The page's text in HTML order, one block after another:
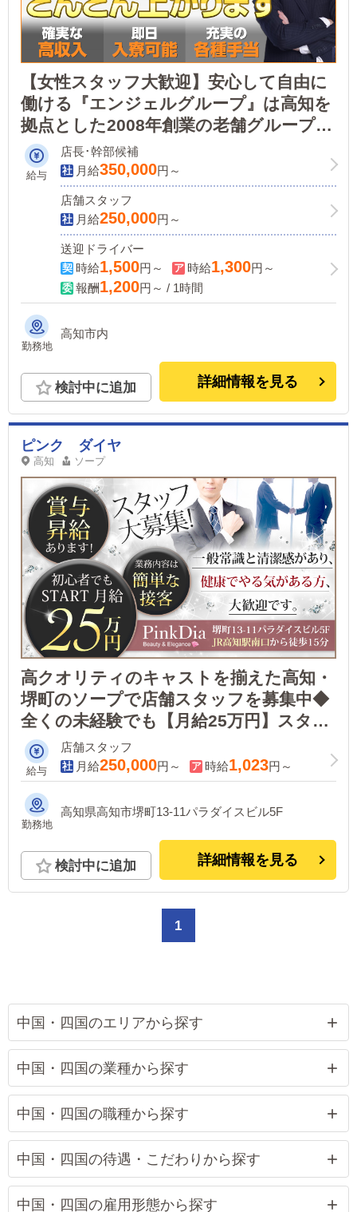
【女性スタッフ大歓迎】安心して自由に
働ける『エンジェルグループ』は高知を
拠点とした2008年創業の老舗グループで
す。ナイトワークを一つのお仕事として
真面目に向き合っていただける方を募集
しております。
給与
店長･幹部候補
月給350,000円～
店舗スタッフ
月給250,000円～
送迎ドライバー
時給1,500円～ 時給1,300円～
報酬1,200円～ / 1時間
勤務地
高知市内
検討中に追加 詳細情報を見る
ピンク ダイヤ
高知 ソープ
高クオリティのキャストを揃えた高知・
堺町のソープで店舗スタッフを募集中◆
全くの未経験でも【月給25万円】スター
ト！＜社保完備・日払いOK・寮完備・随
時昇給あり…など＞
給与
店舗スタッフ
月給250,000円～ 時給1,023円～
勤務地
高知県高知市堺町13-11パラダイスビル5F
検討中に追加 詳細情報を見る
1
中国・四国のエリアから探す
中国・四国の業種から探す
中国・四国の職種から探す
中国・四国の待遇・こだわりから探す
中国・四国の雇用形態から探す